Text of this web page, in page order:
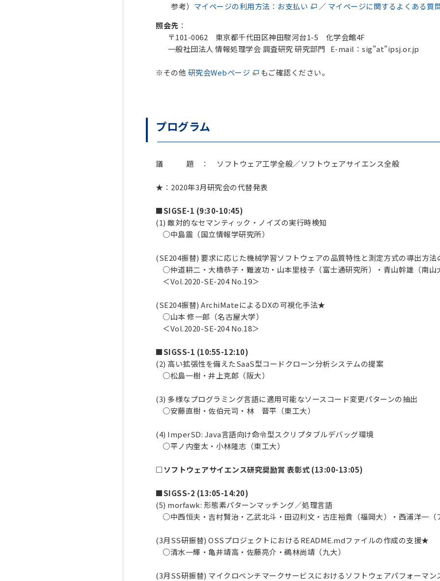
参考） マイページの利用方法：お支払い ／ マイページに関するよくある質
照会先 ：
〒101-0062 東京都千代田区神田駿河台1-5 化学会館4F
一般社団法人 情報処理学会 調査研究 研究部門 E-mail：sig"at"ipsj.or.jp
※その他 研究会Webページ もご確認ください。
プログラム
議 題 ： ソフトウェア工学全般／ソフトウェアサイエンス全般
★：2020年3月研究会の代替発表
■SIGSE-1 (9:30-10:45)
(1) 敵対的なセマンティック・ノイズの実行時検知
○中島震（国立情報学研究所）
(SE204振替) 要求に応じた機械学習ソフトウェアの品質特性と測定方式の導出方
○仲道耕二・大橋恭子・難波功・山本里枝子（富士通研究所）・青山幹雄（南山
＜Vol.2020-SE-204 No.19＞
(SE204振替) ArchiMateによるDXの可視化手法★
○山本 修一郎（名古屋大学）
＜Vol.2020-SE-204 No.18＞
■SIGSS-1 (10:55-12:10)
(2) 高い拡張性を備えたSaaS型コードクローン分析システムの提案
○松島一樹・井上克郎（阪大）
(3) 多様なプログラミング言語に適用可能なソースコード変更パターンの抽出
○安藤直樹・佐伯元司・林 晋平（東工大）
(4) ImperSD: Java言語向け命令型スクリプタブルデバッグ環境
○平ノ内奎太・小林隆志（東工大）
□ソフトウェアサイエンス研究奨励賞 表彰式 (13:00-13:05)
■SIGSS-2 (13:05-14:20)
(5) morfawk: 形態素パターンマッチング／処理言語
○中西恒夫・吉村賢治・乙武北斗・田辺利文・古庄裕貴（福岡大）・西浦洋一（
(3月SS研振替) OSSプロジェクトにおけるREADME.mdファイルの作成の支援★
○清水一輝・亀井靖高・佐藤亮介・鵜林尚靖（九大）
(3月SS研振替) マイクロベンチマークサービスにおけるソフトウェアパフォーマ